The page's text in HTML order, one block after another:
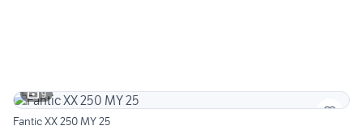
9
Fantic XX 250 MY 25